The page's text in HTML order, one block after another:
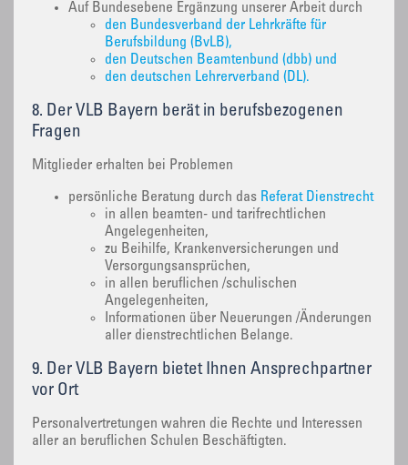
Auf Bundesebene Ergänzung unserer Arbeit durch
den Bundesverband der Lehrkräfte für
Berufsbildung (BvLB),
den Deutschen Beamtenbund (dbb) und
den deutschen Lehrerverband (DL).
8. Der VLB Bayern berät in berufsbezogenen
Fragen
Mitglieder erhalten bei Problemen
persönliche Beratung durch das Referat Dienstrecht
in allen beamten- und tarifrechtlichen
Angelegenheiten,
zu Beihilfe, Krankenversicherungen und
Versorgungsansprüchen,
in allen beruflichen /schulischen
Angelegenheiten,
Informationen über Neuerungen /Änderungen
aller dienstrechtlichen Belange.
9. Der VLB Bayern bietet Ihnen Ansprechpartner
vor Ort
Personalvertretungen wahren die Rechte und Interessen
aller an beruflichen Schulen Beschäftigten.